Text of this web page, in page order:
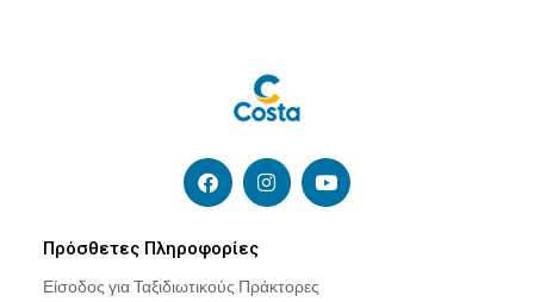
F
a
c
b
o
o
I
n
s
r
Y
o
u
Πρόσθετες Πληροφορίες
Είσοδος για Ταξιδιωτικούς Πράκτορες